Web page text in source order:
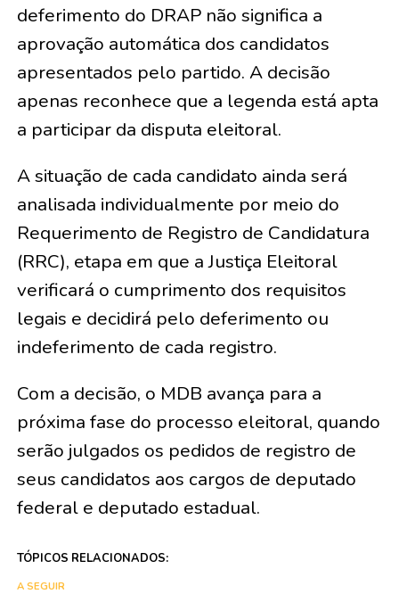
deferimento do DRAP não significa a
aprovação automática dos candidatos
apresentados pelo partido. A decisão
apenas reconhece que a legenda está apta
a participar da disputa eleitoral.
A situação de cada candidato ainda será
analisada individualmente por meio do
Requerimento de Registro de Candidatura
(RRC), etapa em que a Justiça Eleitoral
verificará o cumprimento dos requisitos
legais e decidirá pelo deferimento ou
indeferimento de cada registro.
Com a decisão, o MDB avança para a
próxima fase do processo eleitoral, quando
serão julgados os pedidos de registro de
seus candidatos aos cargos de deputado
federal e deputado estadual.
TÓPICOS RELACIONADOS:
A SEGUIR